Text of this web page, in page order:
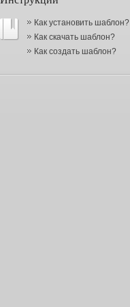
Как установить шаблон?
Как скачать шаблон?
Как создать шаблон?